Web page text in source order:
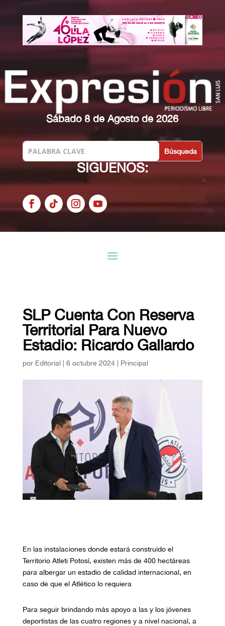
Sábado 8 de Agosto de 2026
SIGUENOS:
SLP Cuenta Con Reserva
Territorial Para Nuevo
Estadio: Ricardo Gallardo
por Editorial| 6 octubre 2024| Principal
En las instalaciones donde estará construido el
Territorio Atleti Potosí, existen más de 400 hectáreas
para albergar un estadio de calidad internacional, en
caso de que el Atlético lo requiera
Para seguir brindando más apoyo a las y los jóvenes
deportistas de las cuatro regiones y a nivel nacional, a